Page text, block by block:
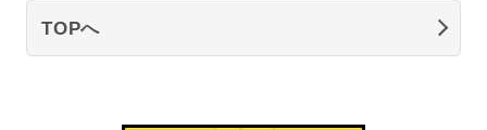
TOPへ